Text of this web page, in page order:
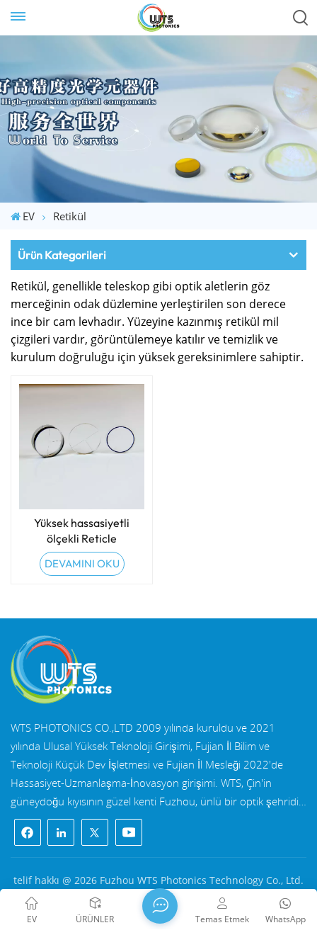
EV Retikül
Ürün Kategorileri
Retikül, genellikle teleskop gibi optik aletlerin göz
merceğinin odak düzlemine yerleştirilen son derece
ince bir cam levhadır. Yüzeyine kazınmış retikül mil
çizgileri vardır, görüntülemeye katılır ve temizlik ve
kurulum doğruluğu için yüksek gereksinimlere sahiptir.
Yüksek hassasiyetli
ölçekli Reticle
DEVAMINI OKU
WTS PHOTONICS CO.,LTD 2009 yılında kuruldu ve 2021
yılında Ulusal Yüksek Teknoloji Girişimi, Fujian İl Bilim ve
Teknoloji Küçük Dev İşletmesi ve Fujian İl Mesleği 2022'de
Hassasiyet-Uzmanlaşma-İnovasyon girişimi. WTS, Çin'in
güneydoğu kıyısının güzel kenti Fuzhou, ünlü bir optik şehridir.
WTS, 11.000 metrekarelik standart fabrika binalarına sahip
bir gruptur yetenekli teknik kadro ve eksiksiz bir optik işleme
sistemi, kaplama sistemi, montaj sistemi ve kalite kontrol
sistemi. WTS sağlar Ar-Ge, tasarım ve üretim için tek elden
çözümlerle müşterilerimize yüksek hassasiyetli optik bileşenler,
yüksek hassasiyetli optik görüntüleme lensleri, ve yüksek güçlü
lazer bileşenleri. WTS'nin ürünleri şunları içerir: optik
telif hakkı @ 2026 Fuzhou WTS Photonics Technology Co., Ltd.
Her hakkı saklıdır .
AĞ DESTEKLENİYOR
闽ICP备2024080551号 Site haritası Blog / Xml/
EV ÜRÜNLER WhatsApp
Temas Etmek